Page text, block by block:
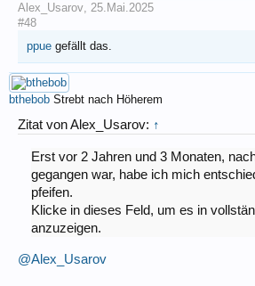
Alex_Usarov, 25.Mai.2025
#48
ppue gefällt das.
bthebob Strebt nach Höherem
Zitat von Alex_Usarov: ↑
Erst vor 2 Jahren und 3 Monaten,
gegangen war, habe ich mich
pfeifen.
Klicke in dieses Feld, um es in
anzuzeigen.
@Alex_Usarov